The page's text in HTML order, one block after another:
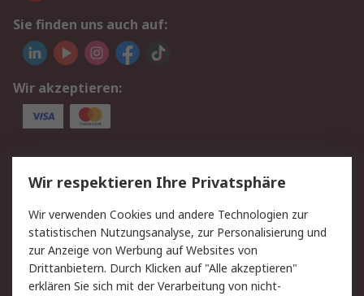
Sie finden uns auch auf:
Wir akzeptieren:
Service
Value Added Services
Lieferlösungen
Rücksendungen
Kontakt
Hilfe
Privatkunden
Rechtliches
Wir respektieren Ihre Privatsphäre
Wir verwenden Cookies und andere Technologien zur
statistischen Nutzungsanalyse, zur Personalisierung und
zur Anzeige von Werbung auf Websites von
Drittanbietern. Durch Klicken auf "Alle akzeptieren"
erklären Sie sich mit der Verarbeitung von nicht-